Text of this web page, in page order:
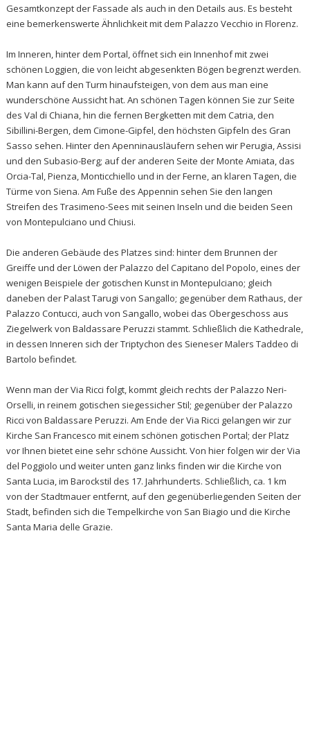
Gesamtkonzept der Fassade als auch in den Details aus. Es besteht
eine bemerkenswerte Ähnlichkeit mit dem Palazzo Vecchio in Florenz.
Im Inneren, hinter dem Portal, öffnet sich ein Innenhof mit zwei
schönen Loggien, die von leicht abgesenkten Bögen begrenzt werden.
Man kann auf den Turm hinaufsteigen, von dem aus man eine
wunderschöne Aussicht hat. An schönen Tagen können Sie zur Seite
des Val di Chiana, hin die fernen Bergketten mit dem Catria, den
Sibillini-Bergen, dem Cimone-Gipfel, den höchsten Gipfeln des Gran
Sasso sehen. Hinter den Apenninausläufern sehen wir Perugia, Assisi
und den Subasio-Berg; auf der anderen Seite der Monte Amiata, das
Orcia-Tal, Pienza, Monticchiello und in der Ferne, an klaren Tagen, die
Türme von Siena. Am Fuße des Appennin sehen Sie den langen
Streifen des Trasimeno-Sees mit seinen Inseln und die beiden Seen
von Montepulciano und Chiusi.
Die anderen Gebäude des Platzes sind: hinter dem Brunnen der
Greiffe und der Löwen der Palazzo del Capitano del Popolo, eines der
wenigen Beispiele der gotischen Kunst in Montepulciano; gleich
daneben der Palast Tarugi von Sangallo; gegenüber dem Rathaus, der
Palazzo Contucci, auch von Sangallo, wobei das Obergeschoss aus
Ziegelwerk von Baldassare Peruzzi stammt. Schließlich die Kathedrale,
in dessen Inneren sich der Triptychon des Sieneser Malers Taddeo di
Bartolo befindet.
Wenn man der Via Ricci folgt, kommt gleich rechts der Palazzo Neri-
Orselli, in reinem gotischen siegessicher Stil; gegenüber der Palazzo
Ricci von Baldassare Peruzzi. Am Ende der Via Ricci gelangen wir zur
Kirche San Francesco mit einem schönen gotischen Portal; der Platz
vor Ihnen bietet eine sehr schöne Aussicht. Von hier folgen wir der Via
del Poggiolo und weiter unten ganz links finden wir die Kirche von
Santa Lucia, im Barockstil des 17. Jahrhunderts. Schließlich, ca. 1 km
von der Stadtmauer entfernt, auf den gegenüberliegenden Seiten der
Stadt, befinden sich die Tempelkirche von San Biagio und die Kirche
Santa Maria delle Grazie.